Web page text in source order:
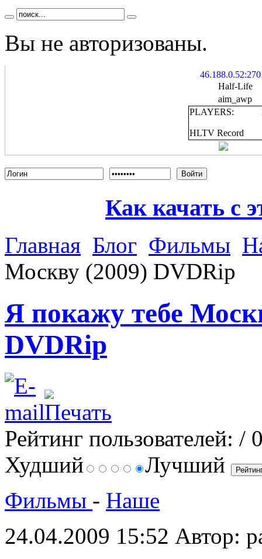
Вы не авторизованы.
Half-Life
aim_awp
PLAYERS:
HLTV Record
Войти
Как качать с
Главная Блог Фильмы
Москву (2009) DVDRip
Я покажу тебе
DVDRip
Рейтинг пользователей: /
Худший
Лучший
Фильмы - Наше
24.04.2009 15:52 Автор: